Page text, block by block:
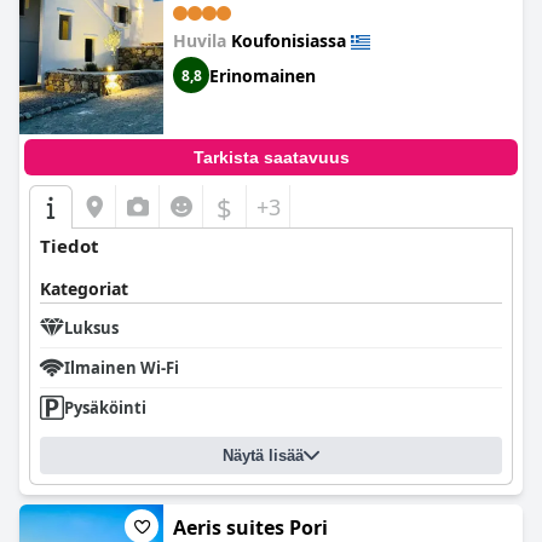
Suoran pääsyn merelle ansiosta voit nauttia lumoavasta
sijainnista aivan rannan tuntumassa. Hotellin huippuluokan
sijainti aivan meren äärellä on ehdottomasti vierailun arvoinen.
Huvila Koufonisiassa
8,8 Erinomainen
Tarkista saatavuus
$ +3
Tiedot
Kategoriat
Luksus
Ilmainen Wi-Fi
Pysäköinti
Näytä lisää
Aeris suites Pori